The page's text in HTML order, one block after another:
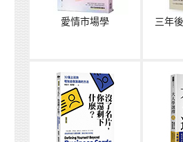
愛情市場學
三年